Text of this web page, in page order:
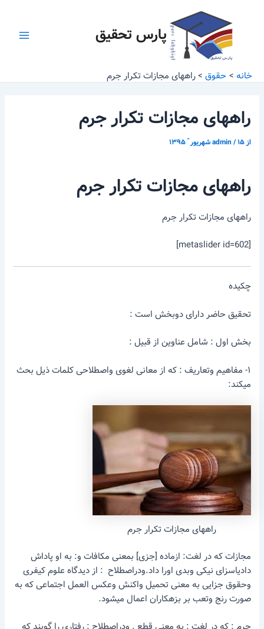
پارس تحقیق
خانه حقوق راههای مجازات تکرار جرم
راههای مجازات تکرار جرم
از admin/۱۵ شهریور ّ ۱۳۹۵
راههای مجازات تکرار جرم
راههای مجازات تکرار جرم
[metaslider id=602]
چکیده
تحقیق حاضر دارای دوبخش است :
بخش اول : شامل عناوین از قبیل :
۱- مفاهیم وتعاریف : که از معانی لغوی واصطلاحی کلمات ذیل بحث
میکند:
راههای مجازات تکرار جرم
مجازات که در لغت: ازماده [جزی] بمعنی مکافات و: به او پاداش
دادیاسزای نیکی وبدی اورا داد.ودراصطلاح : از دیدگاه علوم کیفری
وحقوق جزایی به معنی تحمیل واکنش وعکس العمل اجتماعی که به
صورت رنج وتعب بر بزهکاران اعمال میشود.